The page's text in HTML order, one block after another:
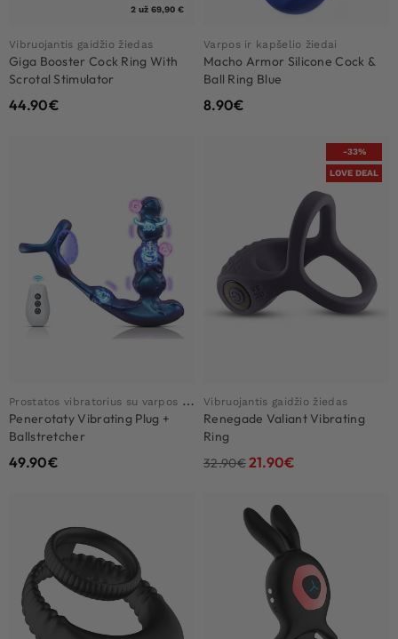
2 už 69,90 €
Vibruojantis gaidžio žiedas
Giga Booster Cock Ring With
Scrotal Stimulator
44.90€
Varpos ir kapšelio žiedai
Macho Armor Silicone Cock &
Ball Ring Blue
8.90€
P
rostatos vibratorius su varpos žiedu
Penerotaty Vibrating Plug +
Ballstretcher
49.90€
-33%
LOVE DEAL
Vibruojantis gaidžio žiedas
Renegade Valiant Vibrating
Ring
32.90€21.90€